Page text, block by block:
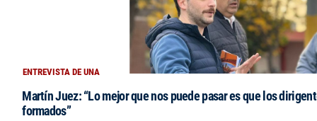
ENTREVISTA DE UNA
Martín Juez: “Lo mejor que nos puede pasar es que los
formados”